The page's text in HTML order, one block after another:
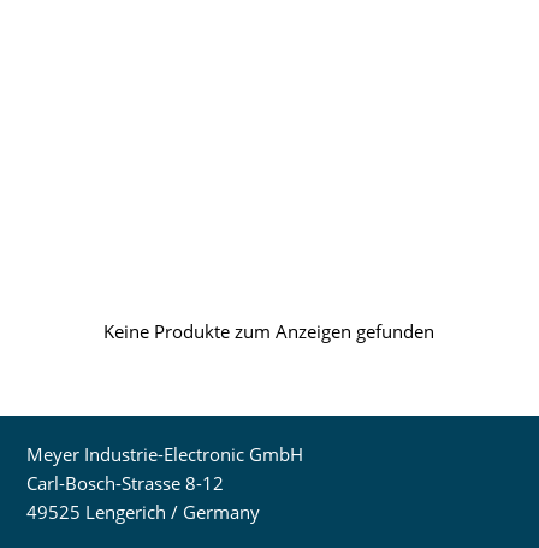
Keine Produkte zum Anzeigen gefunden
Meyer Industrie-Electronic GmbH
Carl-Bosch-Strasse 8-12
49525 Lengerich / Germany